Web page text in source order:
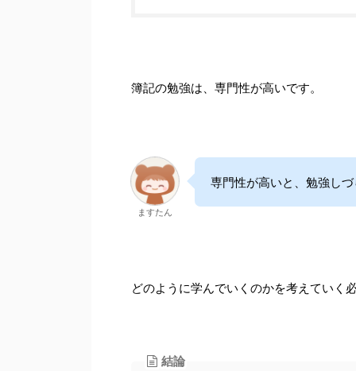
簿記の勉強は、専門性が高いです。
ますたん
専門性が高いと、勉強し
どのように学んでいくのかを考えていく
結論